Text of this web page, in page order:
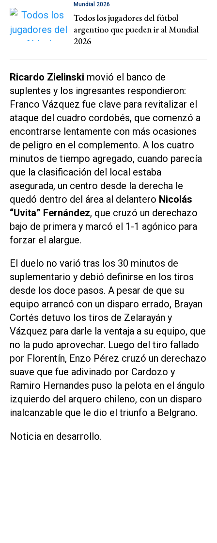
Mundial 2026
Todos los jugadores del fútbol
argentino que pueden ir al Mundial
2026
Ricardo Zielinski movió el banco de
suplentes y los ingresantes respondieron:
Franco Vázquez fue clave para revitalizar el
ataque del cuadro cordobés, que comenzó a
encontrarse lentamente con más ocasiones
de peligro en el complemento. A los cuatro
minutos de tiempo agregado, cuando parecía
que la clasificación del local estaba
asegurada, un centro desde la derecha le
quedó dentro del área al delantero Nicolás
“Uvita” Fernández, que cruzó un derechazo
bajo de primera y marcó el 1-1 agónico para
forzar el alargue.
El duelo no varió tras los 30 minutos de
suplementario y debió definirse en los tiros
desde los doce pasos. A pesar de que su
equipo arrancó con un disparo errado, Brayan
Cortés detuvo los tiros de Zelarayán y
Vázquez para darle la ventaja a su equipo, que
no la pudo aprovechar. Luego del tiro fallado
por Florentín, Enzo Pérez cruzó un derechazo
suave que fue adivinado por Cardozo y
Ramiro Hernandes puso la pelota en el ángulo
izquierdo del arquero chileno, con un disparo
inalcanzable que le dio el triunfo a Belgrano.
Noticia en desarrollo.